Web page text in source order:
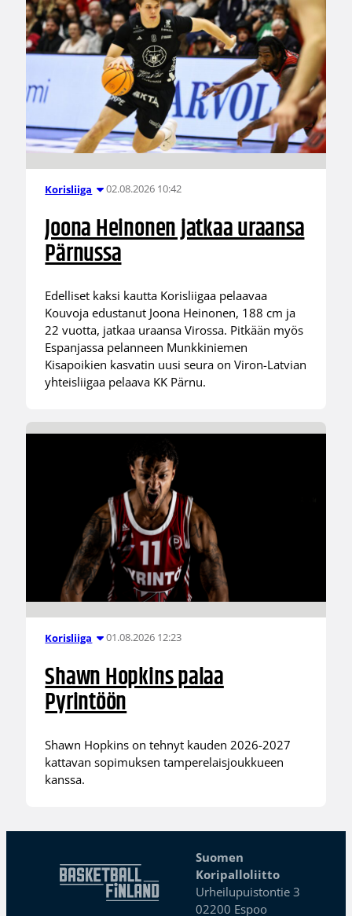
Korisliiga 02.08.2026 10:42
Joona Heinonen jatkaa uraansa
Pärnussa
Edelliset kaksi kautta Korisliigaa pelaavaa
Kouvoja edustanut Joona Heinonen, 188 cm ja
22 vuotta, jatkaa uraansa Virossa. Pitkään myös
Espanjassa pelanneen Munkkiniemen
Kisapoikien kasvatin uusi seura on Viron-Latvian
yhteisliigaa pelaava KK Pärnu.
Korisliiga 01.08.2026 12:23
Shawn Hopkins palaa
Pyrintöön
Shawn Hopkins on tehnyt kauden 2026-2027
kattavan sopimuksen tamperelaisjoukkueen
kanssa.
Suomen
Koripalloliitto
Urheilupuistontie 3
02200 Espoo